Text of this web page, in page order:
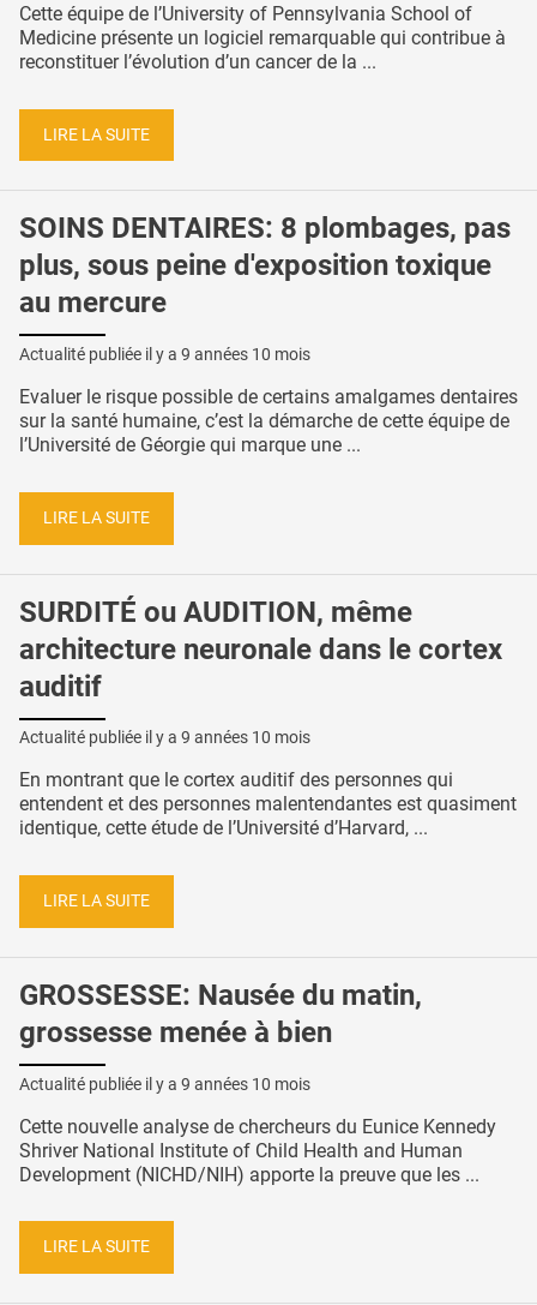
Cette équipe de l’University of Pennsylvania School of
Medicine présente un logiciel remarquable qui contribue à
reconstituer l’évolution d’un cancer de la ...
LIRE LA SUITE
SOINS DENTAIRES: 8 plombages, pas
plus, sous peine d'exposition toxique
au mercure
Actualité publiée il y a 9 années 10 mois
Evaluer le risque possible de certains amalgames dentaires
sur la santé humaine, c’est la démarche de cette équipe de
l’Université de Géorgie qui marque une ...
LIRE LA SUITE
SURDITÉ ou AUDITION, même
architecture neuronale dans le cortex
auditif
Actualité publiée il y a 9 années 10 mois
En montrant que le cortex auditif des personnes qui
entendent et des personnes malentendantes est quasiment
identique, cette étude de l’Université d’Harvard, ...
LIRE LA SUITE
GROSSESSE: Nausée du matin,
grossesse menée à bien
Actualité publiée il y a 9 années 10 mois
Cette nouvelle analyse de chercheurs du Eunice Kennedy
Shriver National Institute of Child Health and Human
Development (NICHD/NIH) apporte la preuve que les ...
LIRE LA SUITE